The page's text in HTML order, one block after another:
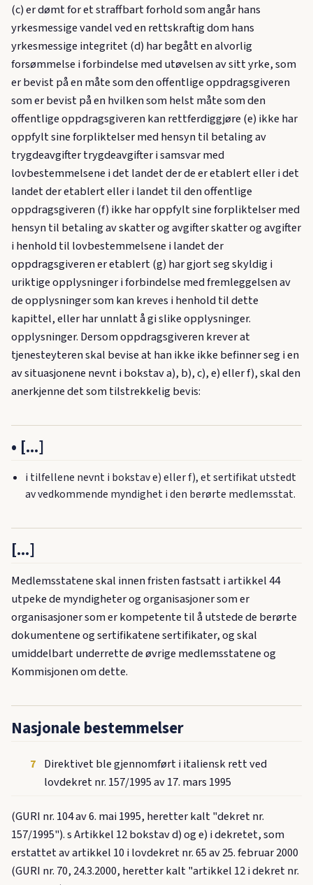
(c) er dømt for et straffbart forhold som angår hans
yrkesmessige vandel ved en rettskraftig dom hans
yrkesmessige integritet (d) har begått en alvorlig
forsømmelse i forbindelse med utøvelsen av sitt yrke, som
er bevist på en måte som den offentlige oppdragsgiveren
som er bevist på en hvilken som helst måte som den
offentlige oppdragsgiveren kan rettferdiggjøre (e) ikke har
oppfylt sine forpliktelser med hensyn til betaling av
trygdeavgifter trygdeavgifter i samsvar med
lovbestemmelsene i det landet der de er etablert eller i det
landet der etablert eller i landet til den offentlige
oppdragsgiveren (f) ikke har oppfylt sine forpliktelser med
hensyn til betaling av skatter og avgifter skatter og avgifter
i henhold til lovbestemmelsene i landet der
oppdragsgiveren er etablert (g) har gjort seg skyldig i
uriktige opplysninger i forbindelse med fremleggelsen av
de opplysninger som kan kreves i henhold til dette
kapittel, eller har unnlatt å gi slike opplysninger.
opplysninger. Dersom oppdragsgiveren krever at
tjenesteyteren skal bevise at han ikke ikke befinner seg i en
av situasjonene nevnt i bokstav a), b), c), e) eller f), skal den
anerkjenne det som tilstrekkelig bevis:
• [...]
i tilfellene nevnt i bokstav e) eller f), et sertifikat utstedt
av vedkommende myndighet i den berørte medlemsstat.
[...]
Medlemsstatene skal innen fristen fastsatt i artikkel 44
utpeke de myndigheter og organisasjoner som er
organisasjoner som er kompetente til å utstede de berørte
dokumentene og sertifikatene sertifikater, og skal
umiddelbart underrette de øvrige medlemsstatene og
Kommisjonen om dette.
Nasjonale bestemmelser
7 Direktivet ble gjennomført i italiensk rett ved
lovdekret nr. 157/1995 av 17. mars 1995
(GURI nr. 104 av 6. mai 1995, heretter kalt "dekret nr.
157/1995"). s Artikkel 12 bokstav d) og e) i dekretet, som
erstattet av artikkel 10 i lovdekret nr. 65 av 25. februar 2000
(GURI nr. 70, 24.3.2000, heretter kalt "artikkel 12 i dekret nr.